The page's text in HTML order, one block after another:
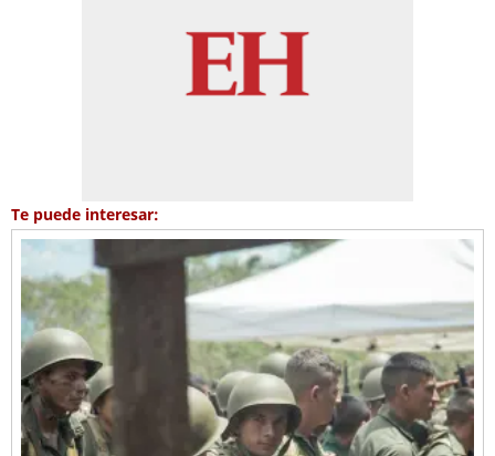
Te puede interesar: